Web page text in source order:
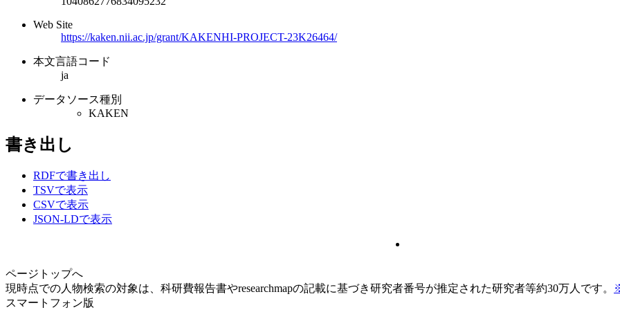
Web Site
https://kaken.nii.ac.jp/grant/KAKENHI-PROJECT-23K26464/
本文言語コード
ja
データソース種別
KAKEN
書き出し
RDFで書き出し
TSVで表示
CSVで表示
JSON-LDで表示
ページトップへ
現時点での人物検索の対象は、科研費報告書やresearchmapの記載に基づき研究者番号が推定された研究者等約30万人です。
スマートフォン版